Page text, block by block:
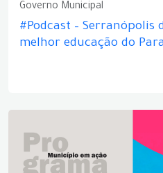
Governo Municipal
#Podcast – Serranópolis
melhor educação do